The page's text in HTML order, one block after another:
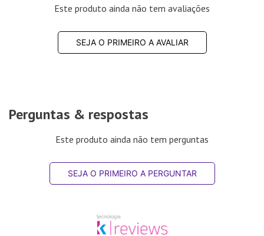
Este produto ainda não tem avaliações
SEJA O PRIMEIRO A AVALIAR
Perguntas & respostas
Este produto ainda não tem perguntas
SEJA O PRIMEIRO A PERGUNTAR